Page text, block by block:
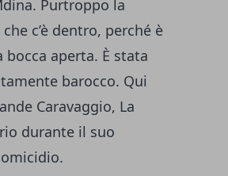
Purtroppo la
c’è dentro, perché è
aperta. È stata
barocco. Qui
Caravaggio, La
durante il suo